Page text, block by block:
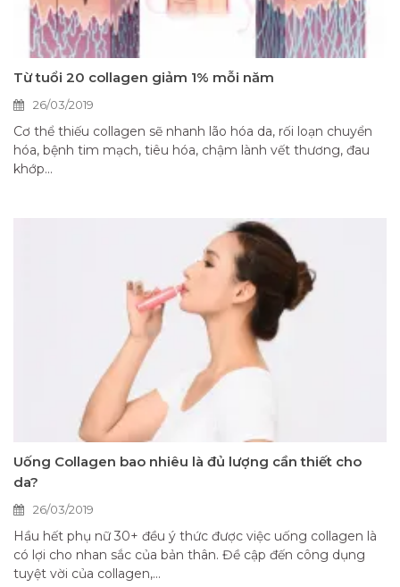
Từ tuổi 20 collagen giảm 1% mỗi năm
26/03/2019
Cơ thể thiếu collagen sẽ nhanh lão hóa da, rối loạn chuyển
hóa, bệnh tim mạch, tiêu hóa, chậm lành vết thương, đau
khớp...
Uống Collagen bao nhiêu là đủ lượng cần thiết cho
da?
26/03/2019
Hầu hết phụ nữ 30+ đều ý thức được việc uống collagen là
có lợi cho nhan sắc của bản thân. Đề cập đến công dụng
tuyệt vời của collagen,...